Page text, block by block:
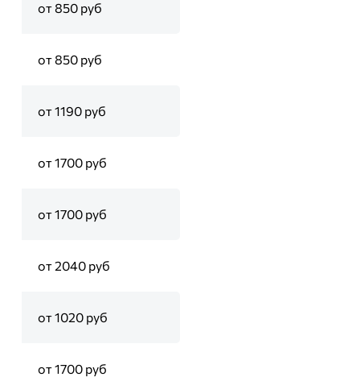
от 850 руб
от 850 руб
от 1190 руб
от 1700 руб
от 1700 руб
от 2040 руб
от 1020 руб
от 1700 руб